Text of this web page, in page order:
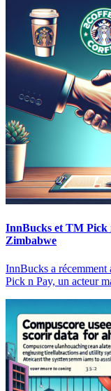
InnBucks et TM Pick
Zimbabwe
InnBucks a récemment
Pick n Pay, un acteur